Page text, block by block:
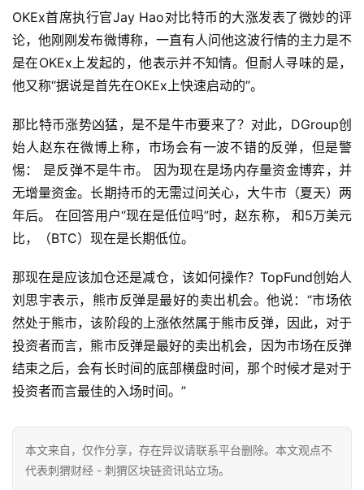
OKEx首席执行官Jay Hao对比特币的大涨发表了微妙的评
论，他刚刚发布微博称，一直有人问他这波行情的主力是不
是在OKEx上发起的，他表示并不知情。但耐人寻味的是，
他又称“据说是首先在OKEx上快速启动的”。
那比特币涨势凶猛，是不是牛市要来了？对此，DGroup创
始人赵东在微博上称，市场会有一波不错的反弹，但是警
惕： 是反弹不是牛市。 因为现在是场内存量资金博弈，并
无增量资金。长期持币的无需过问关心，大牛市（夏天）两
年后。 在回答用户“现在是低位吗”时，赵东称， 和5万美元
比，（BTC）现在是长期低位。
那现在是应该加仓还是减仓，该如何操作？TopFund创始人
刘思宇表示，熊市反弹是最好的卖出机会。他说：“市场依
然处于熊市，该阶段的上涨依然属于熊市反弹，因此，对于
投资者而言，熊市反弹是最好的卖出机会，因为市场在反弹
结束之后，会有长时间的底部横盘时间，那个时候才是对于
投资者而言最佳的入场时间。”
本文来自 ，仅作分享，存在异议请联系平台删除。本文观点不
代表刺猬财经 - 刺猬区块链资讯站立场。